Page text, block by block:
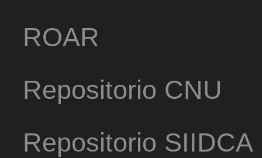
ROAR
Repositorio CNU
Repositorio SIIDCA